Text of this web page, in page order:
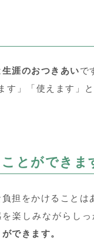
生涯のおつきあいで
」「使えます」
とができま
担をかけることは
楽しみながらしっ
できます。